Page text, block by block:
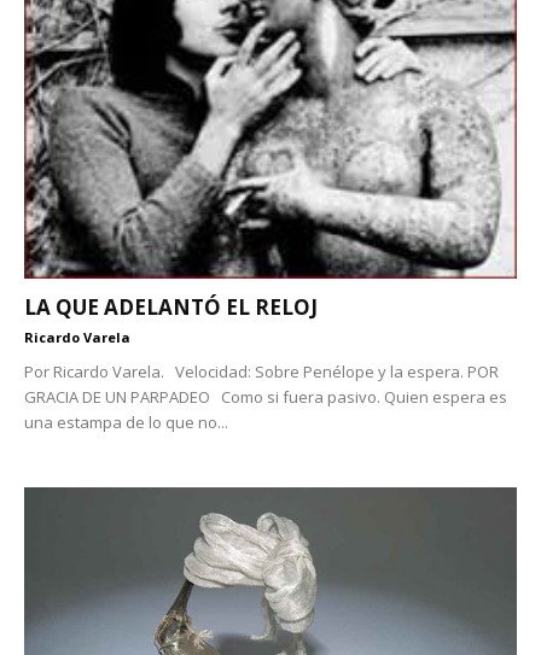
LA QUE ADELANTÓ EL RELOJ
Ricardo Varela
Por Ricardo Varela. Velocidad: Sobre Penélope y la espera. POR
GRACIA DE UN PARPADEO Como si fuera pasivo. Quien espera es
una estampa de lo que no...